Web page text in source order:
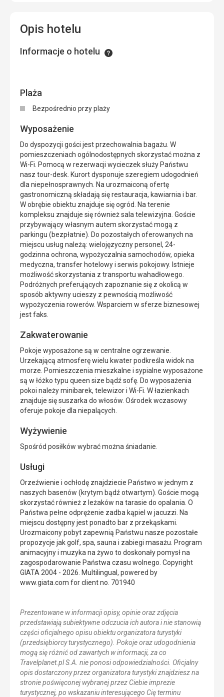
Plaża
Bezpośrednio przy plaży
Wyposażenie
Do dyspozycji gości jest przechowalnia bagażu. W
pomieszczeniach ogólnodostępnych skorzystać można z
Wi-Fi. Pomocą w rezerwacji wycieczek służy Państwu
nasz tour-desk. Kurort dysponuje szeregiem udogodnień
dla niepełnosprawnych. Na urozmaiconą ofertę
gastronomiczną składają się restauracja, kawiarnia i bar.
W obrębie obiektu znajduje się ogród. Na terenie
kompleksu znajduje się również sala telewizyjna. Goście
przybywający własnym autem skorzystać mogą z
parkingu (bezpłatnie). Do pozostałych oferowanych na
miejscu usług należą: wielojęzyczny personel, 24-
godzinna ochrona, wypożyczalnia samochodów, opieka
medyczna, transfer hotelowy i serwis pokojowy. Istnieje
możliwość skorzystania z transportu wahadłowego.
Podróżnych preferujących zapoznanie się z okolicą w
sposób aktywny ucieszy z pewnością możliwość
wypożyczenia rowerów. Wsparciem w sferze biznesowej
jest faks.
Zakwaterowanie
Pokoje wyposażone są w centralne ogrzewanie.
Urzekającą atmosferę wielu kwater podkreśla widok na
morze. Pomieszczenia mieszkalne i sypialne wyposażone
są w łóżko typu queen size bądź sofę. Do wyposażenia
pokoi należy minibarek, telewizor i Wi-Fi. W łazienkach
znajduje się suszarka do włosów. Ośrodek wczasowy
oferuje pokoje dla niepalących.
Wyżywienie
Spośród posiłków wybrać można śniadanie.
Usługi
Orzeźwienie i ochłodę znajdziecie Państwo w jednym z
naszych basenów (krytym bądź otwartym). Goście mogą
skorzystać również z leżaków na tarasie do opalania. O
Państwa pełne odprężenie zadba kąpiel w jacuzzi. Na
miejscu dostępny jest ponadto bar z przekąskami.
Urozmaicony pobyt zapewnią Państwu nasze pozostałe
propozycje jak golf, spa, sauna i zabiegi masażu. Program
animacyjny i muzyka na żywo to doskonały pomysł na
zagospodarowanie Państwa czasu wolnego. Copyright
GIATA 2004 - 2026. Multilingual, powered by
www.giata.com for client no. 701940
Prezentowane w informacji opisy, opinie oraz zdjęcia
przedstawiają subiektywne odczucia ich autora i nie stanowią
części oficjalnego opisu obiektu organizatora turystyki
(przedsiębiorcy turystycznego). Pokoje oraz udogodnienia
mogą się różnić od zawartych w informacji, za co
Travelplanet.pl S.A. nie ponosi odpowiedzialności. Oficjalny
opis dostarczony przez organizatora turystyki znajdziesz na
stronie poświęconej wybranej przez Ciebie imprezie
turystycznej, po wskazaniu interesującego Cię terminu
Opis hotelu
Informacje o hotelu Informacje